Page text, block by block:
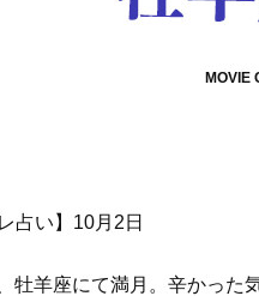
MOVIE
占い】10月2日
牡羊座にて満月。辛かった